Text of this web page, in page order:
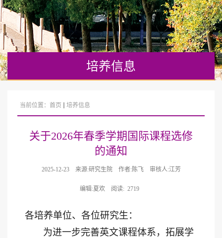
培养信息
当前位置： 首页 培养信息
关于2026年春季学期国际课程选修
的通知
2025-12-23 来源:研究生院 作者:陈飞 审核人:江芳
编辑:夏欢 阅读: 2719
各培养单位、各位研究生：
为进一步完善英文课程体系，拓展学